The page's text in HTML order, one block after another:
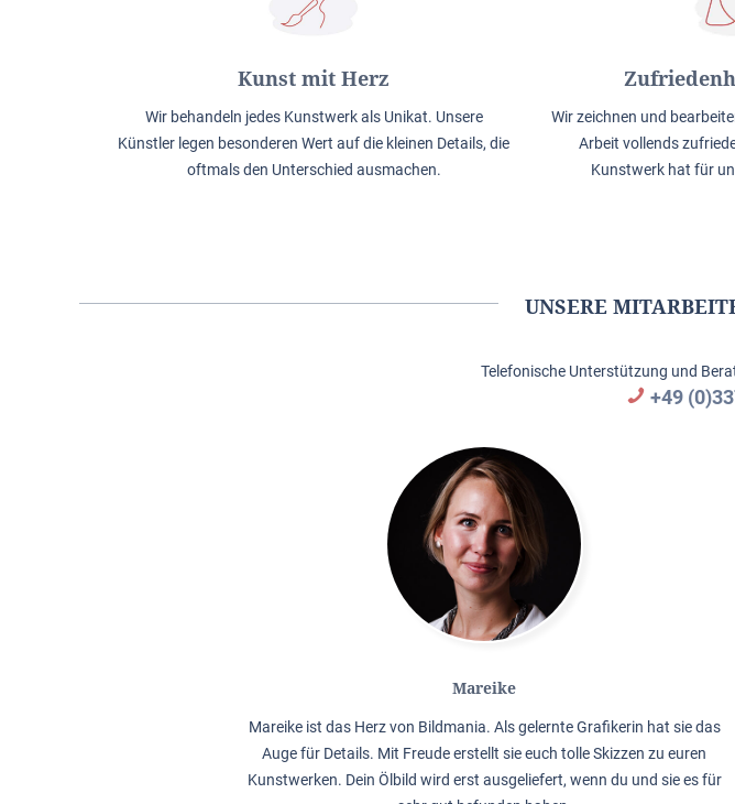
Kunst mit Herz
Wir behandeln jedes Kunstwerk als Unikat. Unsere
Künstler legen besonderen Wert auf die kleinen Details, die
oftmals den Unterschied ausmachen.
Wir zeichnen und
Arbeit vollends
Kunstwerk hat für
UNSERE
Telefonische Unterstützung und
+49
Mareike
Mareike ist das Herz von Bildmania. Als gelernte Grafikerin hat sie das
Auge für Details. Mit Freude erstellt sie euch tolle Skizzen zu euren
Kunstwerken. Dein Ölbild wird erst ausgeliefert, wenn du und sie es für